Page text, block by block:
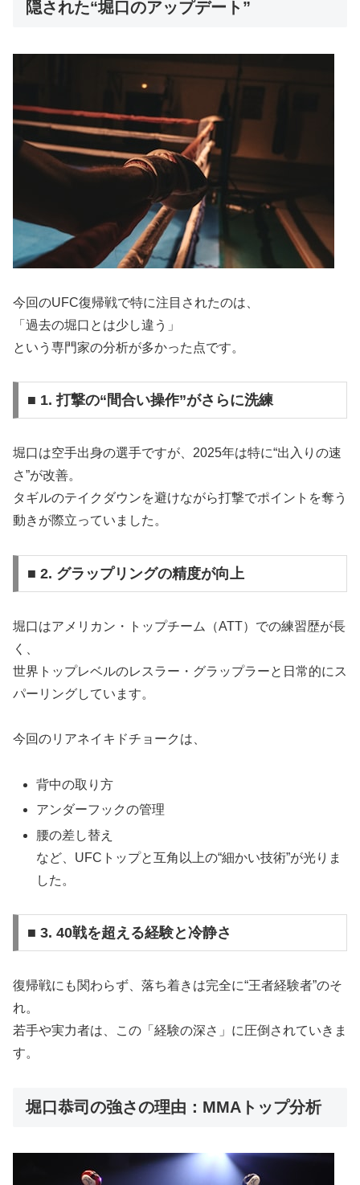
隠された“堀口のアップデート”
今回のUFC復帰戦で特に注目されたのは、
「過去の堀口とは少し違う」
という専門家の分析が多かった点です。
■ 1. 打撃の“間合い操作”がさらに洗練
堀口は空手出身の選手ですが、2025年は特に“出入りの速
さ”が改善。
タギルのテイクダウンを避けながら打撃でポイントを奪う
動きが際立っていました。
■ 2. グラップリングの精度が向上
堀口はアメリカン・トップチーム（ATT）での練習歴が長
く、
世界トップレベルのレスラー・グラップラーと日常的にス
パーリングしています。
今回のリアネイキドチョークは、
背中の取り方
アンダーフックの管理
腰の差し替え
など、UFCトップと互角以上の“細かい技術”が光りま
した。
■ 3. 40戦を超える経験と冷静さ
復帰戦にも関わらず、落ち着きは完全に“王者経験者”のそ
れ。
若手や実力者は、この「経験の深さ」に圧倒されていきま
す。
堀口恭司の強さの理由：MMAトップ分析